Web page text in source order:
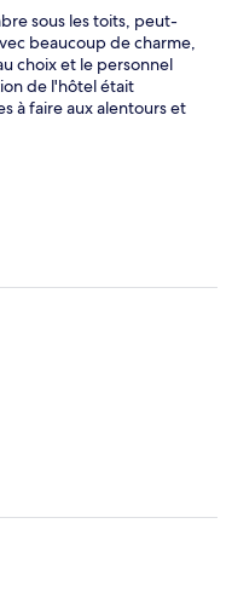
sous les toits, peut-
beaucoup de charme,
choix et le personnel
de l'hôtel était
à faire aux alentours et